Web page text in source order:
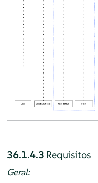
36.1.4.3 Requisitos
Geral: